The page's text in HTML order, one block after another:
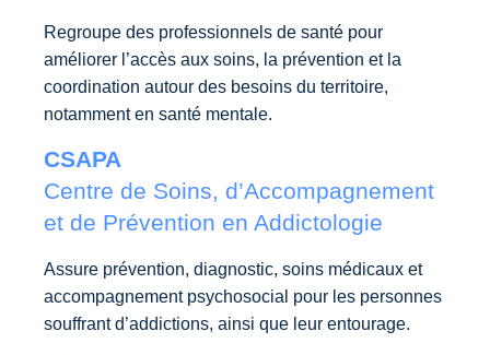
Regroupe des professionnels de santé pour
améliorer l’accès aux soins, la prévention et la
coordination autour des besoins du territoire,
notamment en santé mentale.
CSAPA
Centre de Soins, d’Accompagnement
et de Prévention en Addictologie
Assure prévention, diagnostic, soins médicaux et
accompagnement psychosocial pour les personnes
souffrant d’addictions, ainsi que leur entourage.